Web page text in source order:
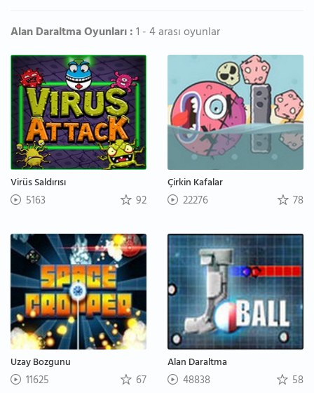
Alan Daraltma Oyunları :1 - 4 arası oyunlar
Virüs Saldırısı
5163 92
Çirkin Kafalar
22276 78
Uzay Bozgunu
11625 67
Alan Daraltma
48838 58